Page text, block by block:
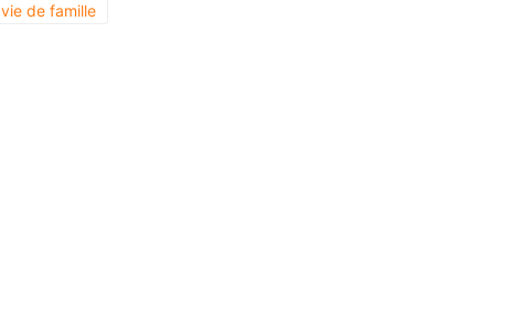
vie de famille